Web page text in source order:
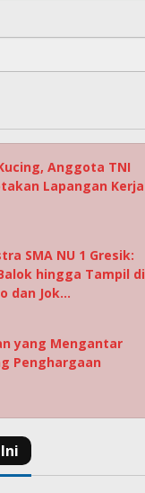
Anggota TNI
Lapangan Kerja
SMA NU 1 Gresik:
hingga Tampil di
dan Jok…
yang Mengantar
Penghargaan